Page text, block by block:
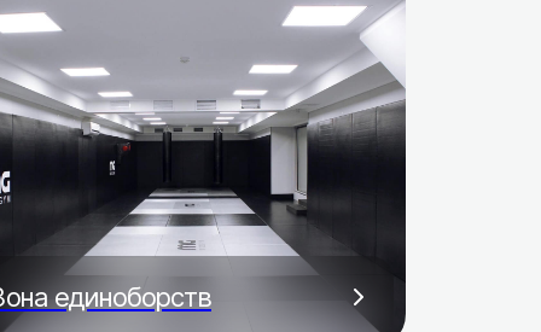
единоборств